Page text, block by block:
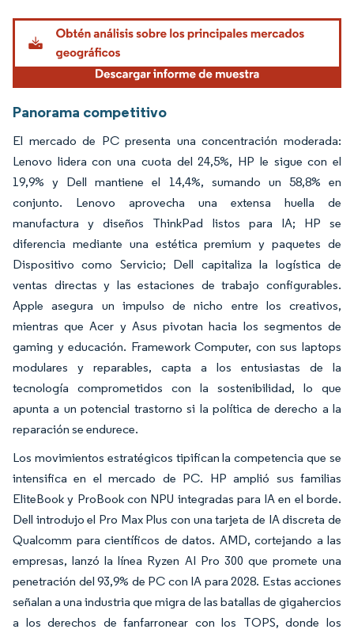
Imagen © Mordor Intelligence. El uso requiere atribución según CC BY 4.0.
Panorama competitivo
El mercado de PC presenta una concentración moderada:
Lenovo lidera con una cuota del 24,5%, HP le sigue con el
19,9% y Dell mantiene el 14,4%, sumando un 58,8% en
conjunto. Lenovo aprovecha una extensa huella de
manufactura y diseños ThinkPad listos para IA; HP se
diferencia mediante una estética premium y paquetes de
Dispositivo como Servicio; Dell capitaliza la logística de
ventas directas y las estaciones de trabajo configurables.
Apple asegura un impulso de nicho entre los creativos,
mientras que Acer y Asus pivotan hacia los segmentos de
gaming y educación. Framework Computer, con sus laptops
modulares y reparables, capta a los entusiastas de la
tecnología comprometidos con la sostenibilidad, lo que
apunta a un potencial trastorno si la política de derecho a la
reparación se endurece.
Los movimientos estratégicos tipifican la competencia que se
intensifica en el mercado de PC. HP amplió sus familias
EliteBook y ProBook con NPU integradas para IA en el borde.
Dell introdujo el Pro Max Plus con una tarjeta de IA discreta de
Qualcomm para científicos de datos. AMD, cortejando a las
empresas, lanzó la línea Ryzen AI Pro 300 que promete una
penetración del 93,9% de PC con IA para 2028. Estas acciones
señalan a una industria que migra de las batallas de gigahercios
a los derechos de fanfarronear con los TOPS, donde los